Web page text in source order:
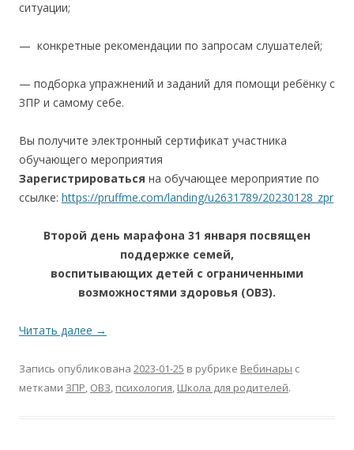
ситуации;
— конкретные рекомендации по запросам слушателей;
— подборка упражнений и заданий для помощи ребёнку с
ЗПР и самому себе.
Вы получите электронный сертификат участника
обучающего мероприятия
Зарегистрироваться на обучающее мероприятие по
ссылке: https://pruffme.com/landing/u2631789/20230128_zpr
Второй день марафона 31 января посвящен
поддержке семей,
воспитывающих детей с ограниченными
возможностями здоровья (ОВЗ).
Читать далее →
Запись опубликована 2023-01-25 в рубрике Вебинары с
метками ЗПР, ОВЗ, психология, Школа для родителей.